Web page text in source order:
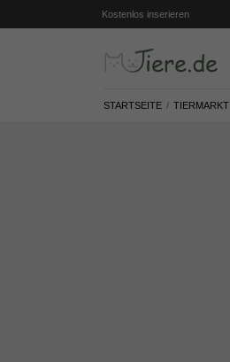
Kostenlos inserieren
STARTSEITE TIERMARKT